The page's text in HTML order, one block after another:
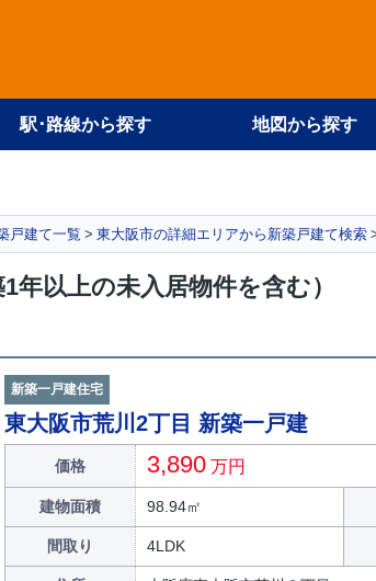
駅･路線から探す 地図から探す
戸建て一覧 東大阪市の詳細エリアから新築戸建て検索
年以上の未入居物件を含む）
新築一戸建住宅
東大阪市荒川2丁目 新築一戸建
価格 3,890 万円
建物面積 98.94㎡
間取り 4LDK